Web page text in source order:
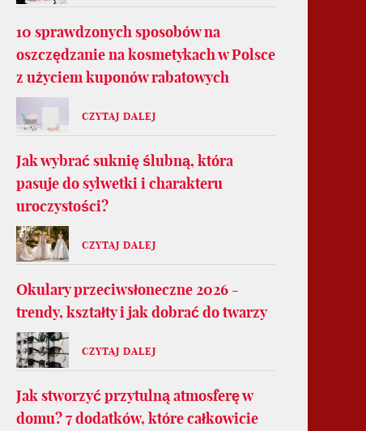
10 sprawdzonych sposobów na
oszczędzanie na kosmetykach w Polsce
z użyciem kuponów rabatowych
CZYTAJ DALEJ
Jak wybrać suknię ślubną, która
pasuje do sylwetki i charakteru
uroczystości?
CZYTAJ DALEJ
Okulary przeciwsłoneczne 2026 -
trendy, kształty i jak dobrać do twarzy
CZYTAJ DALEJ
Jak stworzyć przytulną atmosferę w
domu? 7 dodatków, które całkowicie